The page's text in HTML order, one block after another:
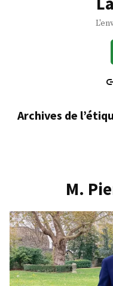
Archives de
M.